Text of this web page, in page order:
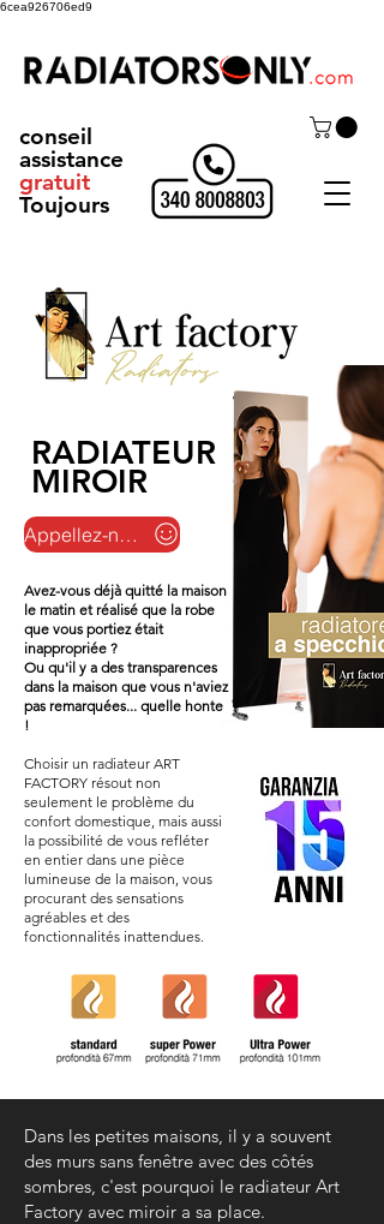
6cea926706ed9
conseil
assistance
gratuit
Toujours
RADIATEUR
MIROIR
Appellez-nous
Avez-vous déjà quitté la maison
le matin et réalisé que la robe
que vous portiez était
inappropriée ?
Ou qu'il y a des transparences
dans la maison que vous n'aviez
pas remarquées... quelle honte
!
Choisir un radiateur ART
FACTORY résout non
seulement le problème du
confort domestique, mais aussi
la possibilité de vous refléter
en entier dans une pièce
lumineuse de la maison, vous
procurant des sensations
agréables et des
fonctionnalités inattendues.
Dans les petites maisons, il y a souvent
des murs sans fenêtre avec des côtés
sombres, c'est pourquoi le radiateur Art
Factory avec miroir a sa place.